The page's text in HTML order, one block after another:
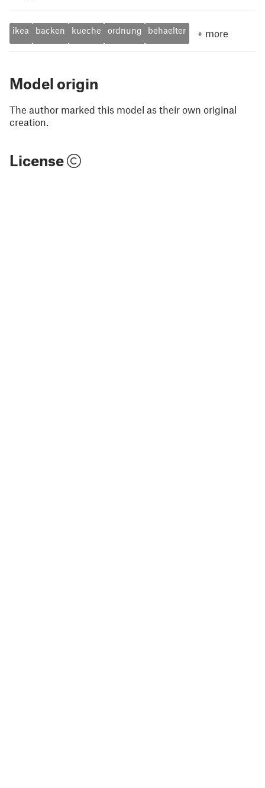
ikea backen kueche ordnung behaelter + more
Model origin
The author marked this model as their own original
creation.
License